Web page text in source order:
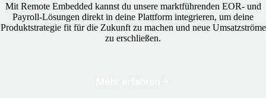
Mit Remote Embedded kannst du unsere marktführenden EOR- und
Payroll-Lösungen direkt in deine Plattform integrieren, um deine
Produktstrategie fit für die Zukunft zu machen und neue Umsatzströme
zu erschließen.